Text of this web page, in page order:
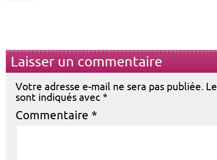
Laisser un commentaire
Votre adresse e-mail ne sera pas publiée.
sont indiqués avec *
Commentaire *